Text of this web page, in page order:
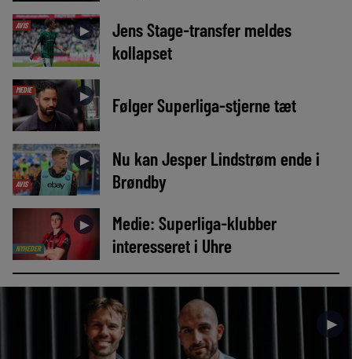
AVIS ►
Jens Stage-transfer meldes
kollapset
MEDIE ► Følger Superliga-stjerne tæt
AVIS
►
Nu kan Jesper Lindstrøm ende i
Brøndby
NYHEDER
►
Medie: Superliga-klubber
interesseret i Uhre
►